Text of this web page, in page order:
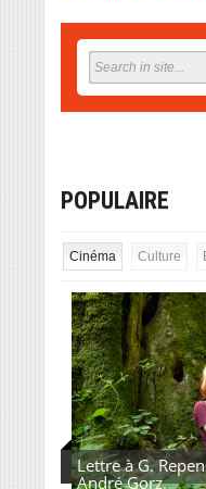
POPULAIRE
Cinéma Culture
Lettre à G.
André Gorz.